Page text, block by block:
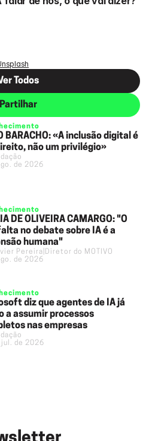
Todos
Partilhar
BARACHO: «A inclusão digital é
não um privilégio»
de 2026
DE OLIVEIRA CAMARGO: "O
no debate sobre IA é a
humana"
Pereira Diretor do MOTIVO
de 2026
diz que agentes de IA já
a assumir processos
nas empresas
jul. de 2026